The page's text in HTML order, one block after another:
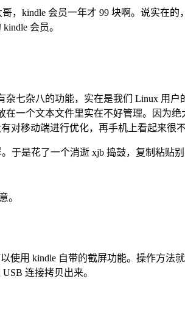
，kindle 会员一年才 99 块啊。说实在
会员。
七杂八的功能，实在是我们 Linux 用
一个文本文件里实在不好管理。因为
对移动端进行优化，再手机上看起来很不
于是花了一个消逝 xjb 捣鼓，复制粘贴别
。
使用 kindle 自带的截屏功能。操作方法就
连接拷贝出来。